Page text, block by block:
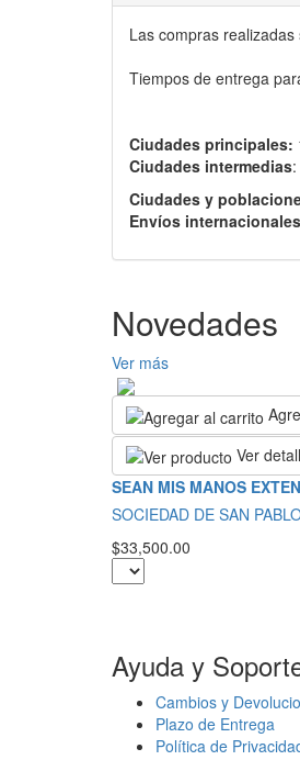
Las compras
Tiempos de entrega
Ciudades principales:
Ciudades intermedias
Ciudades y
Envíos
Novedades
Ver más
Ver
SEAN MIS MANOS
SOCIEDAD DE SAN
$33,500.00
Ayuda y
Cambios y
Plazo de Entrega
Política de